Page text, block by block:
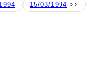
15/03/1994 >>